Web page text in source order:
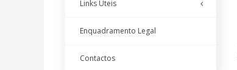
Links Úteis
Enquadramento Legal
Contactos